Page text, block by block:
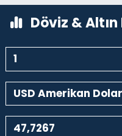
Döviz & Altın